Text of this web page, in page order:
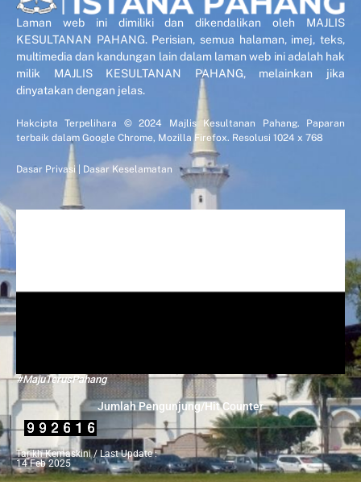
Laman web ini dimiliki dan dikendalikan oleh MAJLIS
KESULTANAN PAHANG. Perisian, semua halaman, imej, teks,
multimedia dan kandungan lain dalam laman web ini adalah hak
milik MAJLIS KESULTANAN PAHANG, melainkan jika
dinyatakan dengan jelas.
Hakcipta Terpelihara © 2024 Majlis Kesultanan Pahang. Paparan
terbaik dalam Google Chrome, Mozilla Firefox. Resolusi 1024 x 768
Dasar Privasi Dasar Keselamatan
#MajuTerusPahang
Jumlah Pengunjung/Hit Counter
Tarikh Kemaskini / Last Update :
14 Feb 2025